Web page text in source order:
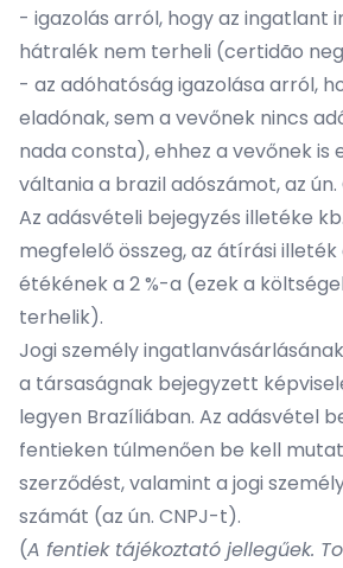
- igazolás arról, hogy az ingatlant
hátralék nem terheli (certidão
- az adóhatóság igazolása arról,
eladónak, sem a vevőnek nincs
nada consta), ehhez a vevőnek is
váltania a brazil adószámot, az ún.
Az adásvételi bejegyzés illetéke
megfelelő összeg, az átírási
étékének a 2 %-a (ezek a
terhelik).
Jogi személy
a társaságnak bejegyzett
legyen Brazíliában. Az adásvétel
fentieken túlmenően be kell
szerződést, valamint a jogi
számát (az ún. CNPJ-t).
(A fentiek tájékoztató jellegűek.